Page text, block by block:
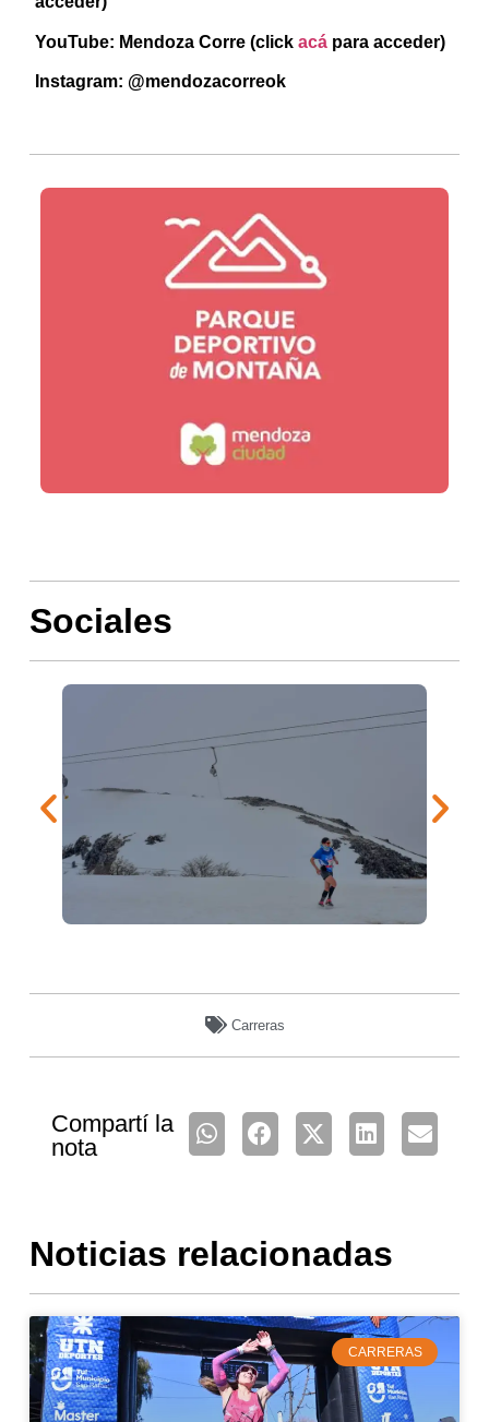
YouTube: Mendoza Corre (click acápara acceder)
Instagram: @mendozacorreok
Sociales
Carreras
Compartí la
nota
Noticias relacionadas
CARRERAS